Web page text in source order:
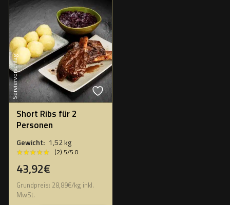
Serviervorschlag
Short Ribs für 2
Personen
Gewicht: 1,52 kg
★★★★★
★★★★★ (2) 5/5.0
43,92€
Grundpreis: 28,89€/kg inkl.
MwSt.